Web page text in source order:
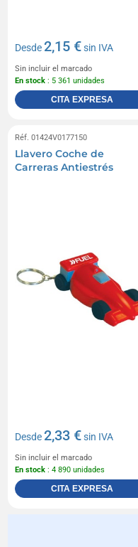
Desde2,15 €sin IVA
Sin incluir el marcado
En stock : 5 361 unidades
CITA EXPRESA
Réf. 01424V0177150
Llavero Coche de
Carreras Antiestrés
Desde2,33 €sin IVA
Sin incluir el marcado
En stock : 4 890 unidades
CITA EXPRESA